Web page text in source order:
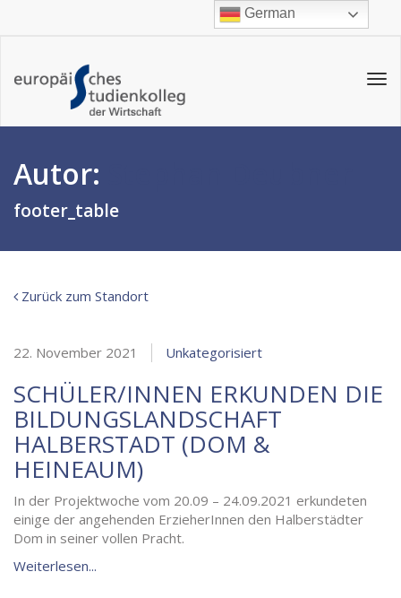
Autor:
footer_table
Zurück zum Standort
22. November 2021 Unkategorisiert
SCHÜLER/INNEN ERKUNDEN DIE
BILDUNGSLANDSCHAFT
HALBERSTADT (DOM &
HEINEAUM)
In der Projektwoche vom 20.09 – 24.09.2021 erkundeten
einige der angehenden ErzieherInnen den Halberstädter
Dom in seiner vollen Pracht.
Weiterlesen...
German